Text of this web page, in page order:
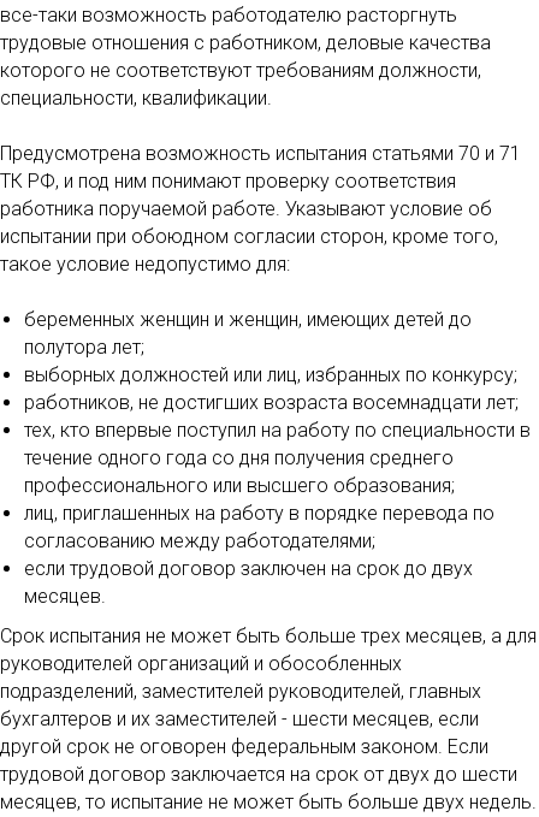
все-таки возможность работодателю расторгнуть
трудовые отношения с работником, деловые качества
которого не соответствуют требованиям должности,
специальности, квалификации.
Предусмотрена возможность испытания статьями 70 и 71
ТК РФ, и под ним понимают проверку соответствия
работника поручаемой работе. Указывают условие об
испытании при обоюдном согласии сторон, кроме того,
такое условие недопустимо для:
беременных женщин и женщин, имеющих детей до
полутора лет;
выборных должностей или лиц, избранных по конкурсу;
работников, не достигших возраста восемнадцати лет;
тех, кто впервые поступил на работу по специальности в
течение одного года со дня получения среднего
профессионального или высшего образования;
лиц, приглашенных на работу в порядке перевода по
согласованию между работодателями;
если трудовой договор заключен на срок до двух
месяцев.
Срок испытания не может быть больше трех месяцев, а для
руководителей организаций и обособленных
подразделений, заместителей руководителей, главных
бухгалтеров и их заместителей - шести месяцев, если
другой срок не оговорен федеральным законом. Если
трудовой договор заключается на срок от двух до шести
месяцев, то испытание не может быть больше двух недель.